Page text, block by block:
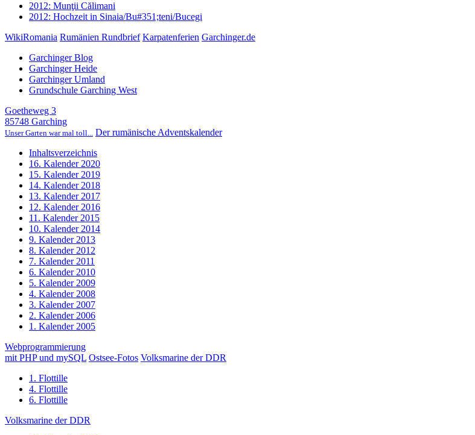
2012: Munţii Călimani
2012: Hochzeit in Sinaia/Bu#351;teni/Bucegi
WikiRomania Rumänien Rundbrief Karpatenferien Garchinger.de
Garchinger Blog
Garchinger Heide
Garchinger Umland
Grundschule Garching West
Goetheweg 3
85748 Garching
Unser Garten war mal toll... Der rumänische Adventskalender
Inhaltsverzeichnis
16. Kalender 2020
15. Kalender 2019
14. Kalender 2018
13. Kalender 2017
12. Kalender 2016
11. Kalender 2015
10. Kalender 2014
9. Kalender 2013
8. Kalender 2012
7. Kalender 2011
6. Kalender 2010
5. Kalender 2009
4. Kalender 2008
3. Kalender 2007
2. Kalender 2006
1. Kalender 2005
Webprogrammierung
mit PHP und mySQL Ostsee-Fotos Volksmarine der DDR
1. Flottille
4. Flottille
6. Flottille
Volksmarine der DDR